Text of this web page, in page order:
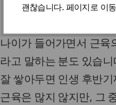
괜찮습니다. 페이지로 이
나이가 들어가면서 근육
라고 말하는 분도 있습
잘 쌓아두면 인생 후반
근육은 많지 않지만, 그